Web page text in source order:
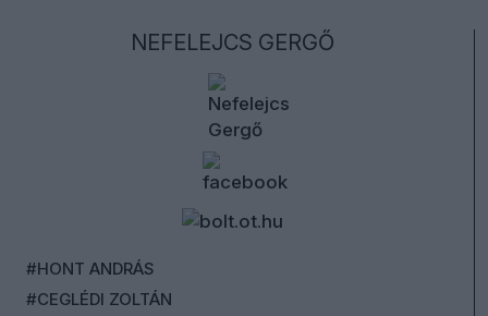
NEFELEJCS GERGŐ
#HONT ANDRÁS
#CEGLÉDI ZOLTÁN